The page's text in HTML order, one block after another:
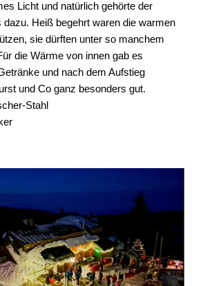
Licht und natürlich gehörte der
dazu. Heiß begehrt waren die warmen
sie dürften unter so manchem
die Wärme von innen gab es
und nach dem Aufstieg
und Co ganz besonders gut.
Stahl